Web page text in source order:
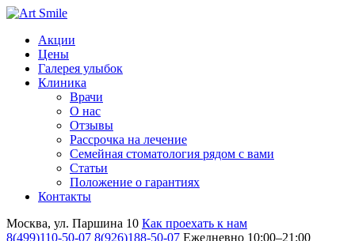
Акции
Цены
Галерея улыбок
Клиника
Врачи
О нас
Отзывы
Рассрочка на лечение
Семейная стоматология рядом с вами
Статьи
Положение о гарантиях
Контакты
Москва, ул. Паршина 10 Как проехать к нам
8(499)110-50-07 8(926)188-50-07 Ежедневно 10:00–21:00